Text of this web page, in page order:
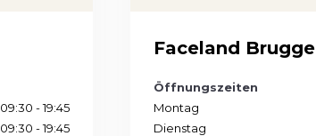
09:30 - 19:45
09:30 - 19:45
Faceland Brugge
Öffnungszeiten
Montag
Dienstag